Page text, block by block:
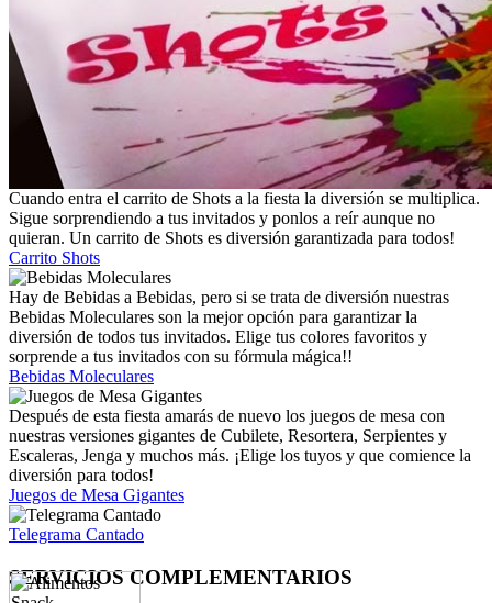
Cuando entra el carrito de Shots a la fiesta la diversión se multiplica.
Sigue sorprendiendo a tus invitados y ponlos a reír aunque no
quieran. Un carrito de Shots es diversión garantizada para todos!
Carrito Shots
Hay de Bebidas a Bebidas, pero si se trata de diversión nuestras
Bebidas Moleculares son la mejor opción para garantizar la
diversión de todos tus invitados. Elige tus colores favoritos y
sorprende a tus invitados con su fórmula mágica!!
Bebidas Moleculares
Después de esta fiesta amarás de nuevo los juegos de mesa con
nuestras versiones gigantes de Cubilete, Resortera, Serpientes y
Escaleras, Jenga y muchos más. ¡Elige los tuyos y que comience la
diversión para todos!
Juegos de Mesa Gigantes
Telegrama Cantado
SERVICIOSCOMPLEMENTARIOS